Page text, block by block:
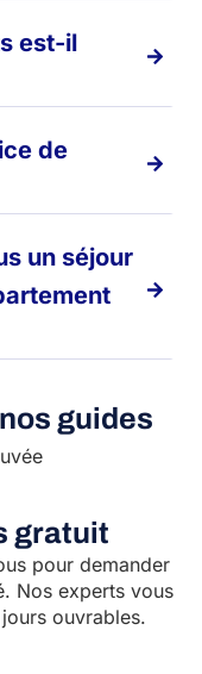
est-il
de
un séjour
guides
gratuit
pour demander
Nos experts vous
ouvrables.